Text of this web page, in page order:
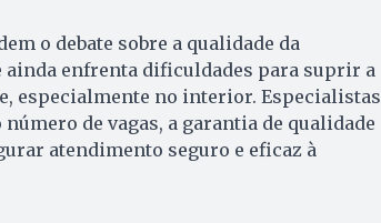
o debate sobre a qualidade da
ainda enfrenta dificuldades para suprir a
especialmente no interior. Especialistas
de vagas, a garantia de qualidade
atendimento seguro e eficaz à